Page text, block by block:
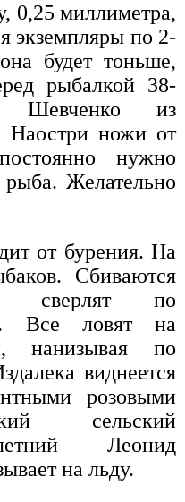
0,25 миллиметра,
экземпляры по 2-
будет тоньше,
рыбалкой 38-
Шевченко из
Наостри ножи от
нужно
рыба. Желательно
от бурения. На
Сбиваются
сверлят по
Все ловят на
нанизывая по
виднеется
розовыми
сельский
Леонид
на льду.